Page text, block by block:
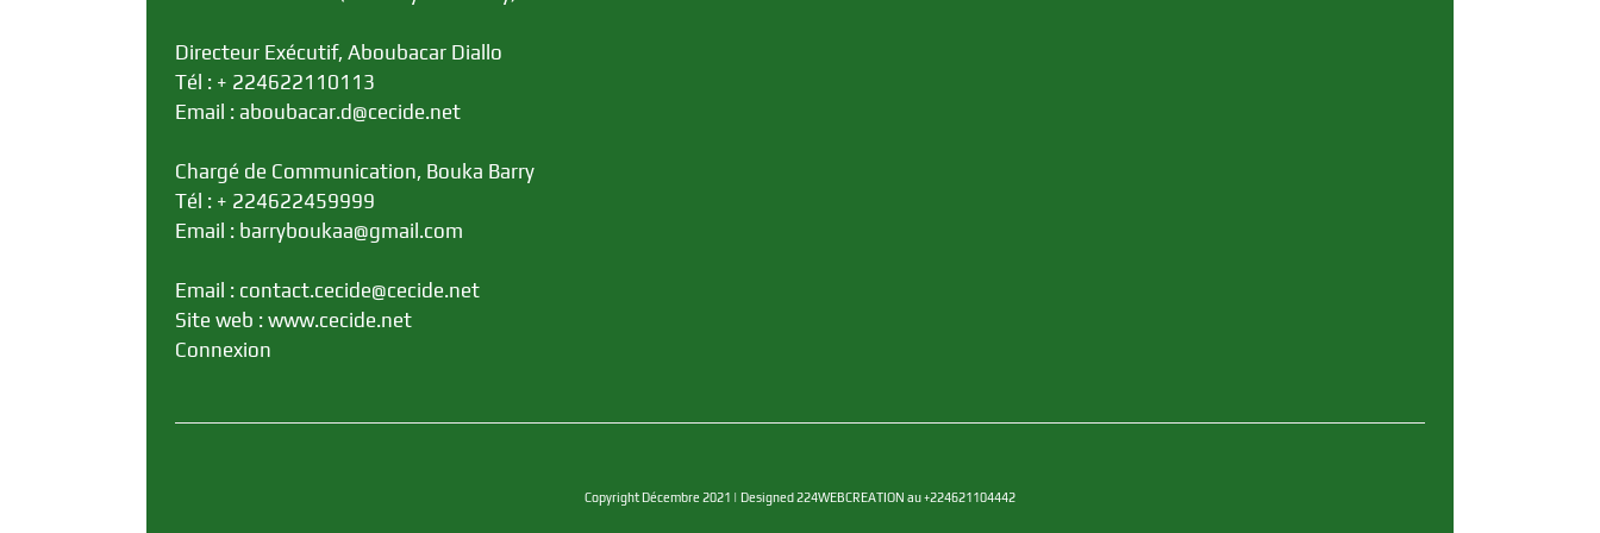
Directeur Exécutif, Aboubacar Diallo
Tél : + 224622110113
Email : aboubacar.d@cecide.net
Chargé de Communication, Bouka Barry
Tél : + 224622459999
Email : barryboukaa@gmail.com
Email : contact.cecide@cecide.net
Site web : www.cecide.net
Connexion
Copyright Décembre 2021 | Designed 224WEBCREATION au +224621104442